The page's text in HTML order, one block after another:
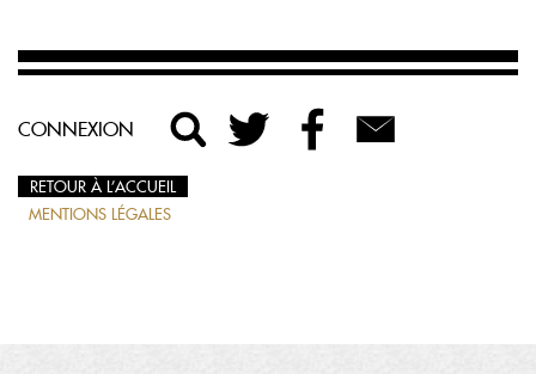
CONNEXION
RETOUR À L’ACCUEIL
MENTIONS LÉGALES